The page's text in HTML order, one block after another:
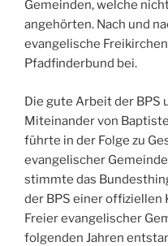
Gemeinden, welche
angehörten. Nach und
evangelische
Pfadfinderbund bei.
Die gute Arbeit der BPS
Miteinander von
führte in der Folge zu
evangelischer
stimmte das
der BPS einer offiziellen
Freier evangelischer
folgenden Jahren